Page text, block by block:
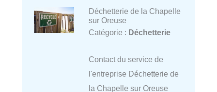
Déchetterie de la Chapelle
sur Oreuse
Catégorie : Déchetterie
Contact du service de
l'entreprise Déchetterie de
la Chapelle sur Oreuse